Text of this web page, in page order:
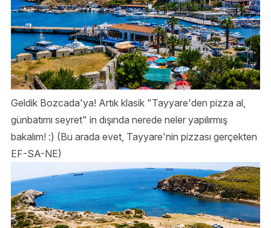
Geldik Bozcada'ya! Artık klasik "Tayyare'den pizza al,
günbatımı seyret" in dışında nerede neler yapılırmış
bakalım! :) (Bu arada evet, Tayyare'nin pizzası gerçekten
EF-SA-NE)